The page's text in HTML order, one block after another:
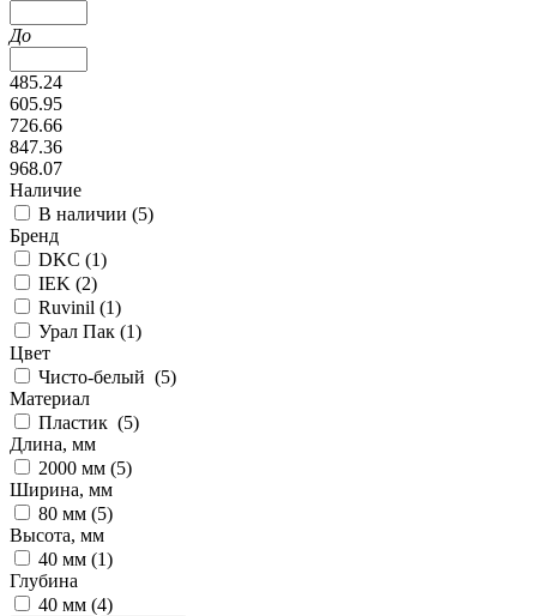
До
485.24
605.95
726.66
847.36
968.07
Наличие
В наличии (5)
Бренд
DKC (1)
IEK (2)
Ruvinil (1)
Урал Пак (1)
Цвет
Чисто-белый (5)
Материал
Пластик (5)
Длина, мм
2000 мм (5)
Ширина, мм
80 мм (5)
Высота, мм
40 мм (1)
Глубина
40 мм (4)